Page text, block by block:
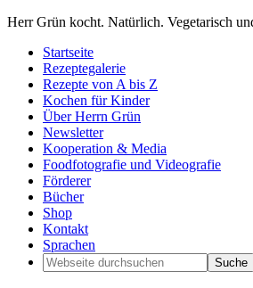
Herr Grün kocht. Natürlich. Vegetarisch
Startseite
Rezeptegalerie
Rezepte von A bis Z
Kochen für Kinder
Über Herrn Grün
Newsletter
Kooperation & Media
Foodfotografie und Videografie
Förderer
Bücher
Shop
Kontakt
Sprachen